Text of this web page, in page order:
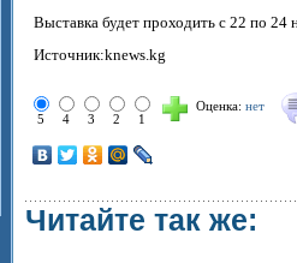
Выставка будет проходить с 22 по 24
Источник:knews.kg
5 4 3 2 1
Оценка: нет
Читайте так же: